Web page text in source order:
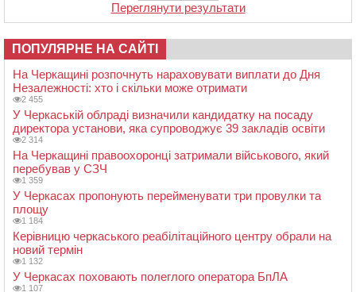
Переглянути результати
ПОПУЛЯРНЕ НА САЙТІ
На Черкащині розпочнуть нараховувати виплати до Дня
Незалежності: хто і скільки може отримати
2 455
У Черкаській облраді визначили кандидатку на посаду
директора установи, яка супроводжує 39 закладів освіти
2 314
На Черкащині правоохоронці затримали військового, який
перебував у СЗЧ
1 359
У Черкасах пропонують перейменувати три провулки та
площу
1 184
Керівницю черкаського реабілітаційного центру обрали на
новий термін
1 132
У Черкасах поховають полеглого оператора БпЛА
1 107